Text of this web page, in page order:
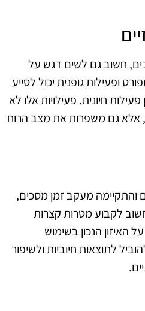
חשוב גם לשים דגש על
ופעילות גופנית יכול לסייע
פעילות חיונית. פעילויות אלו לא
אלא גם משפרות את מצב הרוח
והתקיימה מעקב זמן מסכים,
לקבוע מטרות קצרות
האיזון הנכון בשימוש
לתוצאות חיוביות ולשיפור